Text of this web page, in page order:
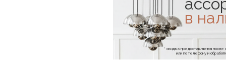
в
* скидка предоставляется
или по телефону и